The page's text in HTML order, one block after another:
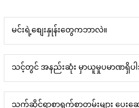
မင်းရဲ့စျေးနှုန်းတွေကဘာလဲ။
သင့်တွင် အနည်းဆုံး မှာယူမှုပမာဏရှိပါ
သက်ဆိုင်ရာစာရွက်စာတမ်းများ ပေးဆ